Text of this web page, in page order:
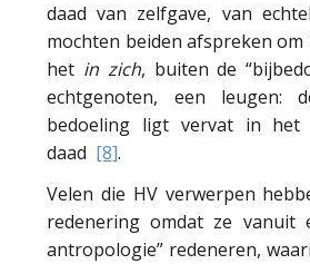
daad van zelfgave, van
mochten beiden afspreken om
het in zich, buiten de
echtgenoten, een leugen:
bedoeling ligt vervat in het
daad [8].
Velen die HV verwerpen
redenering omdat ze vanuit
antropologie” redeneren,